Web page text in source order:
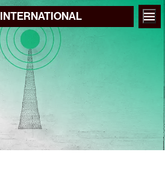
INTERNATIONAL